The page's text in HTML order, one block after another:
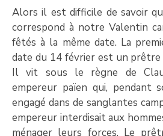
Alors il est difficile de savoir
correspond à notre Valentin
fêtés à la même date. La
date du 14 février est un prêtre
Il vit sous le règne de
empereur païen qui, pendant
engagé dans de sanglantes
empereur interdisait aux
ménager leurs forces. Le